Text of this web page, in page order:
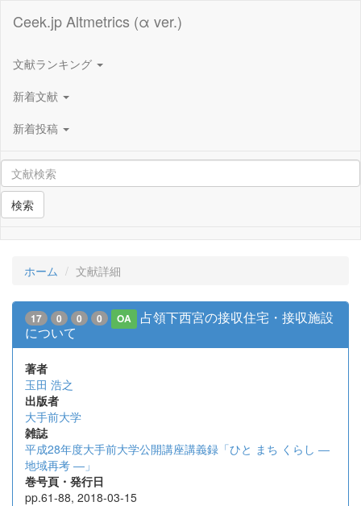
Ceek.jp Altmetrics (α ver.)
文献ランキング
新着文献
新着投稿
検索
ホーム 文献詳細
17 0 0 0 OA
占領下西宮の接収住宅・接収施設
について
著者
玉田 浩之
出版者
大手前大学
雑誌
平成28年度大手前大学公開講座講義録「ひと まち くらし ―
地域再考 ―」
巻号頁・発行日
pp.61-88, 2018-03-15